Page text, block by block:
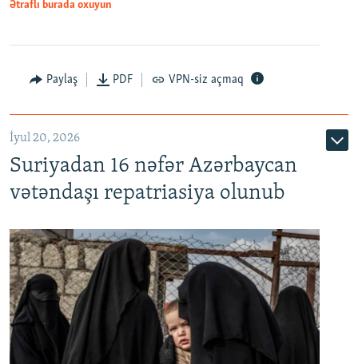
Auto
Ətraflı burada oxuyun
Paylaş PDF VPN-siz açmaq
İyul 20, 2026
Suriyadan 16 nəfər Azərbaycan
vətəndaşı repatriasiya olunub